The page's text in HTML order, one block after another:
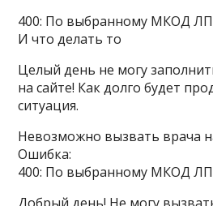
400: По выбранному МКОД
И что делать то
Целый день не могу
на сайте! Как долго будет
ситуация.
Невозможно вызвать врача
Ошибка:
400: По выбранному МКОД